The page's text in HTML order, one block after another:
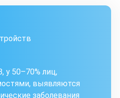
у 50–70% лиц,
выявляются
заболевания